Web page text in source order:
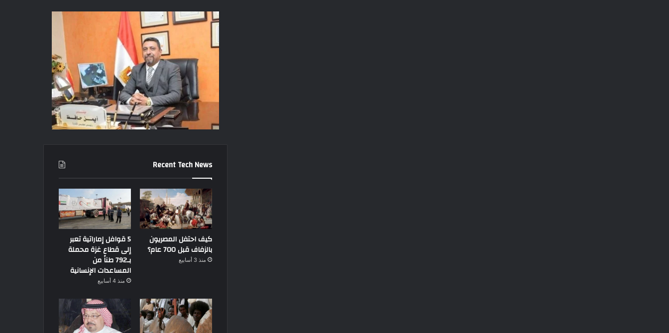
Recent Tech News
كيف احتفل المصريون
بالزفاف قبل 700 عام؟
منذ 3 أسابيع
5 قوافل إماراتية تعبر
إلى قطاع غزة محملة
بـ792 طناً من
المساعدات الإنسانية
منذ 4 أسابيع